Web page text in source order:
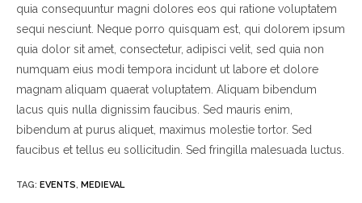
quia consequuntur magni dolores eos qui ratione voluptatem
sequi nesciunt. Neque porro quisquam est, qui dolorem ipsum
quia dolor sit amet, consectetur, adipisci velit, sed quia non
numquam eius modi tempora incidunt ut labore et dolore
magnam aliquam quaerat voluptatem. Aliquam bibendum
lacus quis nulla dignissim faucibus. Sed mauris enim,
bibendum at purus aliquet, maximus molestie tortor. Sed
faucibus et tellus eu sollicitudin. Sed fringilla malesuada luctus.
TAG: EVENTS, MEDIEVAL